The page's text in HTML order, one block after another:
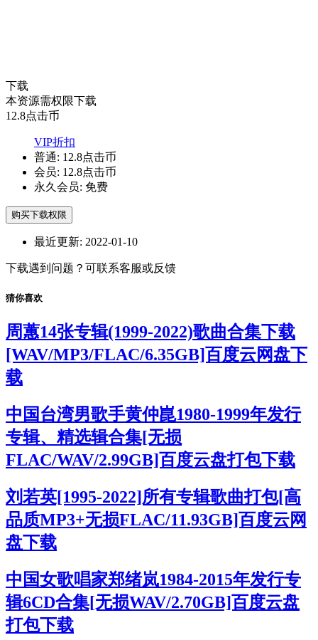
下载
本资源需权限下载
12.8点击币
VIP折扣
普通: 12.8点击币
会员: 12.8点击币
永久会员: 免费
购买下载权限
最近更新: 2022-01-10
下载遇到问题？可联系客服或反馈
猜你喜欢
周蕙14张专辑(1999-2022)歌曲合集下载
[WAV/MP3/FLAC/6.35GB]百度云网盘下
载
中国台湾男歌手黄仲崑1980-1999年发行
专辑、精选辑合集[无损
FLAC/WAV/2.99GB]百度云盘打包下载
刘若英[1995-2022]所有专辑歌曲打包[高
品质MP3+无损FLAC/11.93GB]百度云网
盘下载
中国女歌唱家郑绪岚1984-2015年发行专
辑6CD合集[无损WAV/2.70GB]百度云盘
打包下载